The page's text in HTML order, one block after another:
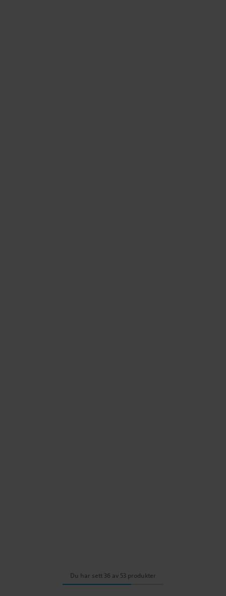
Du har sett 36 av 53 produkter